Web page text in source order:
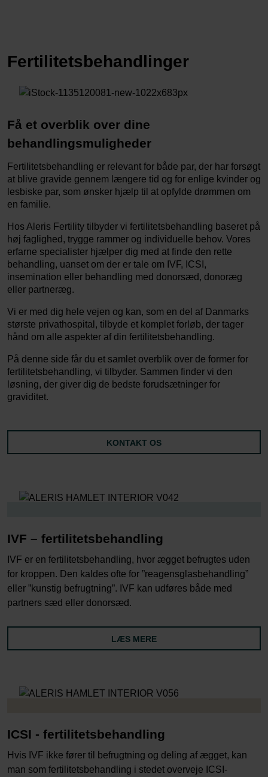
Fertilitetsbehandlinger
Få et overblik over dine
behandlingsmuligheder
Fertilitetsbehandling er relevant for både par, der har forsøgt
at blive gravide gennem længere tid og for enlige kvinder og
lesbiske par, som ønsker hjælp til at opfylde drømmen om
en familie.
Hos Aleris Fertility tilbyder vi fertilitetsbehandling baseret på
høj faglighed, trygge rammer og individuelle behov. Vores
erfarne specialister hjælper dig med at finde den rette
behandling, uanset om der er tale om IVF, ICSI,
insemination eller behandling med donorsæd, donoræg
eller partneræg.
Vi er med dig hele vejen og kan, som en del af Danmarks
største privathospital, tilbyde et komplet forløb, der tager
hånd om alle aspekter af din fertilitetsbehandling.
På denne side får du et samlet overblik over de former for
fertilitetsbehandling, vi tilbyder. Sammen finder vi den
løsning, der giver dig de bedste forudsætninger for
graviditet.
KONTAKT OS
IVF – fertilitetsbehandling
IVF er en fertilitetsbehandling, hvor ægget befrugtes uden
for kroppen. Den kaldes ofte for ”reagensglasbehandling”
eller ”kunstig befrugtning”. IVF kan udføres både med
partners sæd eller donorsæd.
LÆS MERE
ICSI - fertilitetsbehandling
Hvis IVF ikke fører til befrugtning og deling af ægget, kan
man som fertilitetsbehandling i stedet overveje ICSI-